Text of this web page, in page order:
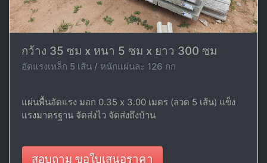
กว้าง 35 ซม x หนา 5 ซม x ยาว 300 ซม
อัดแรงเหล็ก 5 เส้น / หนักแผ่นละ 126 กก
แผ่นพื้นอัดแรง มอก 0.35 x 3.00 เมตร (ลวด 5 เส้น) แข็ง
แรงมาตรฐาน จัดส่งไว จัดส่งถึงบ้าน
สอบถาม ขอใบเสนอราคา